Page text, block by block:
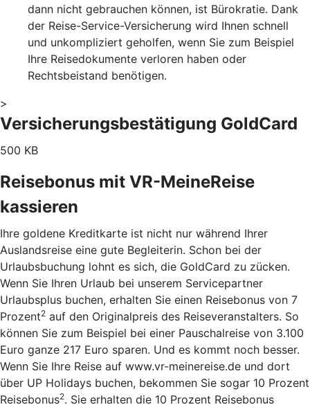
dann nicht gebrauchen können, ist Bürokratie. Dank
der Reise-Service-Versicherung wird Ihnen schnell
und unkompliziert geholfen, wenn Sie zum Beispiel
Ihre Reisedokumente verloren haben oder
Rechtsbeistand benötigen.
>
Versicherungsbestätigung GoldCard
500 KB
Reisebonus mit VR-MeineReise
kassieren
Ihre goldene Kreditkarte ist nicht nur während Ihrer
Auslandsreise eine gute Begleiterin. Schon bei der
Urlaubsbuchung lohnt es sich, die GoldCard zu zücken.
Wenn Sie Ihren Urlaub bei unserem Servicepartner
Urlaubsplus buchen, erhalten Sie einen Reisebonus von 7
Prozent2 auf den Originalpreis des Reiseveranstalters. So
können Sie zum Beispiel bei einer Pauschalreise von 3.100
Euro ganze 217 Euro sparen. Und es kommt noch besser.
Wenn Sie Ihre Reise auf www.vr-meinereise.de und dort
über UP Holidays buchen, bekommen Sie sogar 10 Prozent
Reisebonus2. Sie erhalten die 10 Prozent Reisebonus